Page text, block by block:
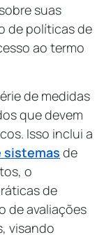
suas
de políticas de
ao termo
de medidas
que devem
Isso inclui a
sistemas de
o
de
de avaliações
visando